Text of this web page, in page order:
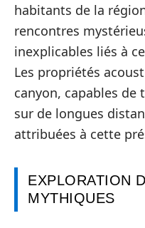
habitants de la
rencontres
inexplicables liés à
Les propriétés
canyon, capables
sur de longues
attribuées à cette
EXPLORATION
MYTHIQUES